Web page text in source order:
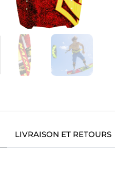
LIVRAISON ET RETOURS